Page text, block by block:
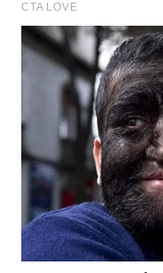
WAHANA
SELEB
WAHANA
PERSONA
WAHANA
OTOMOTIF
WAHANA
HEALTH